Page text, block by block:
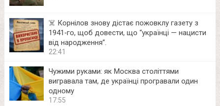
☠️ Корнілов знову дістає пожовклу газету з
1941‑го, щоб довести, що “українці — нацисти
від народження”.
22:41
Чужими руками: як Москва століттями
вигравала там, де українці програвали один
одному
17:55